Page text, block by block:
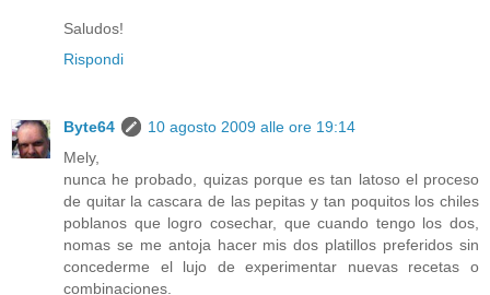
Saludos!
Rispondi
Byte64
10 agosto 2009 alle ore 19:14
Mely,
nunca he probado, quizas porque es tan latoso el proceso
de quitar la cascara de las pepitas y tan poquitos los chiles
poblanos que logro cosechar, que cuando tengo los dos,
nomas se me antoja hacer mis dos platillos preferidos sin
concederme el lujo de experimentar nuevas recetas o
combinaciones.